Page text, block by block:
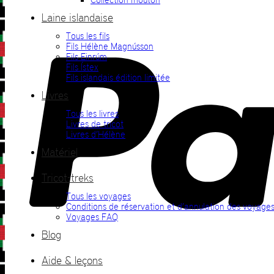
Laine islandaise
Tous les fils
Fils Hélène Magnússon
Fils Einrúm
Fils Ístex
Fils islandais édition limitée
Livres
Tous les livres
Livres de tricot
Livres d’Hélène
Matériel
Tricot-treks
Tous les voyages
Conditions de réservation et d’annulation des voyages
Voyages FAQ
Blog
Aide & leçons